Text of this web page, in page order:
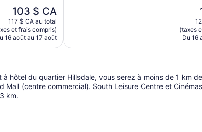
Le
prix
est
de
103 $ CA
103 $ CA
117 $ CA au total
et frais compris)
16 août au 17 août
(taxes
Du 16
à hôtel du quartier Hillsdale, vous serez à moins de 1 km
Mall (centre commercial). South Leisure Centre et
km.